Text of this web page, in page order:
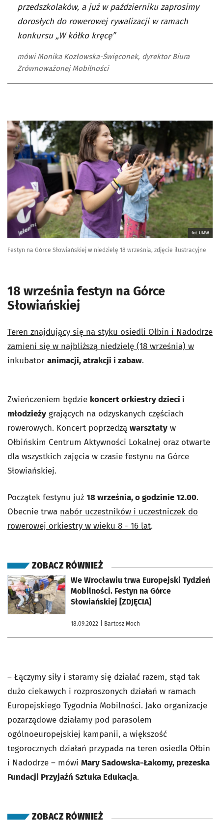
przedszkolaków, a już w październiku zaprosimy
dorosłych do rowerowej rywalizacji w ramach
konkursu „W kółko kręcę”
mówi Monika Kozłowska-Święconek, dyrektor Biura
Zrównoważonej Mobilności
fot. UMW
Festyn na Górce Słowiańskiej w niedzielę 18 września, zdjęcie ilustracyjne
18 września festyn na Górce
Słowiańskiej
Teren znajdujący się na styku osiedli Ołbin i Nadodrze
zamieni się w najbliższą niedzielę (18 września) w
inkubator animacji, atrakcji i zabaw.
Zwieńczeniem będzie koncert orkiestry dzieci i
młodzieży grających na odzyskanych częściach
rowerowych. Koncert poprzedzą warsztaty w
Ołbińskim Centrum Aktywności Lokalnej oraz otwarte
dla wszystkich zajęcia w czasie festynu na Górce
Słowiańskiej.
Początek festynu już 18 września, o godzinie 12.00.
Obecnie trwa nabór uczestników i uczestniczek do
rowerowej orkiestry w wieku 8 - 16 lat.
ZOBACZ RÓWNIEŻ
We Wrocławiu trwa Europejski Tydzień
Mobilności. Festyn na Górce
Słowiańskiej [ZDJĘCIA]
18.09.2022 | Bartosz Moch
otworzy się w nowej karcie
– Łączymy siły i staramy się działać razem, stąd tak
dużo ciekawych i rozproszonych działań w ramach
Europejskiego Tygodnia Mobilności. Jako organizacje
pozarządowe działamy pod parasolem
ogólnoeuropejskiej kampanii, a większość
tegorocznych działań przypada na teren osiedla Ołbin
i Nadodrze – mówi Mary Sadowska-Łakomy, prezeska
Fundacji Przyjaźń Sztuka Edukacja.
ZOBACZ RÓWNIEŻ